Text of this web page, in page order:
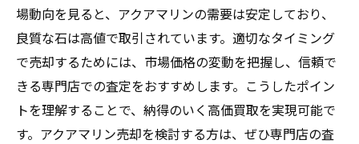
場動向を見ると、アクアマリンの需要は安定しており、
良質な石は高値で取引されています。適切なタイミング
で売却するためには、市場価格の変動を把握し、信頼で
きる専門店での査定をおすすめします。こうしたポイン
トを理解することで、納得のいく高価買取を実現可能で
す。アクアマリン売却を検討する方は、ぜひ専門店の査